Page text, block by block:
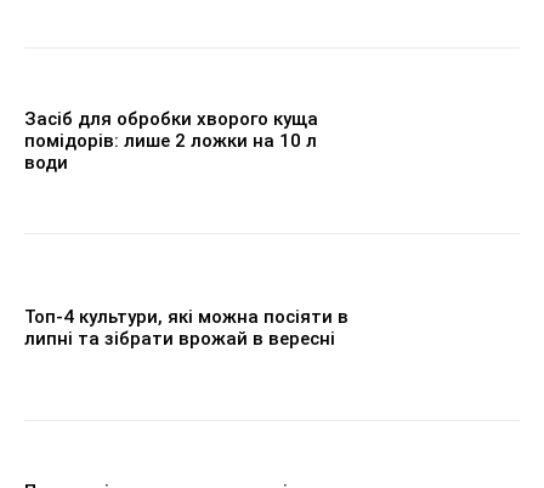
Засіб для обробки хворого куща
помідорів: лише 2 ложки на 10 л
води
Топ-4 культури, які можна посіяти в
липні та зібрати врожай в вересні